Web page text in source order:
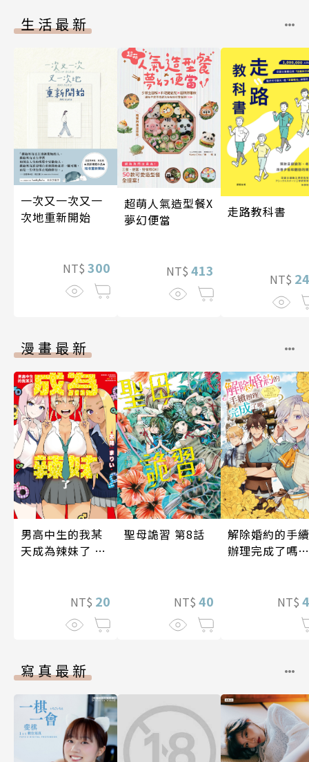
生活最新
一次又一次又一
次地重新開始
NT$ 300
超萌人氣造型餐X
夢幻便當
NT$ 413
走路教科書
NT$
漫畫最新
男高中生的我某
天成為辣妹了 第
NT$ 20
聖母詭習 第8話
NT$ 40
解除婚約的手續
辦理完成了嗎？
策劃改革公會
NT$
寫真最新